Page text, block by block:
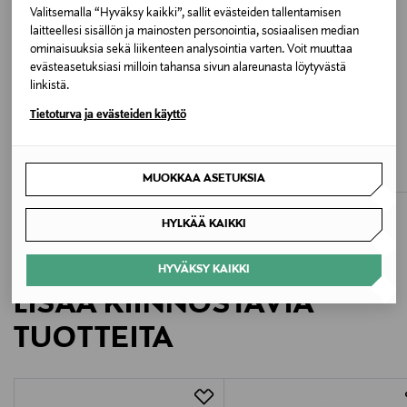
Valitsemalla “Hyväksy kaikki”, sallit evästeiden tallentamisen
laitteellesi sisällön ja mainosten personointia, sosiaalisen median
ominaisuuksia sekä liikenteen analysointia varten. Voit muuttaa
evästeasetuksiasi milloin tahansa sivun alareunasta löytyvästä
linkistä.
Tietoturva ja evästeiden käyttö
MUOKKAA ASETUKSIA
HYLKÄÄ KAIKKI
HYVÄKSY KAIKKI
Väri
SNOW WHITE DETAIL:STRAWBERRY EMB
Valmistusmaa
Valmistajan tuotenumero
14114624
Valmistaja
Vila Finland Oy
Valmistajan osoite
ALE –40%
Original Price
270,00 €
LISÄÄ KIINNOSTAVIA
TUOTTEITA